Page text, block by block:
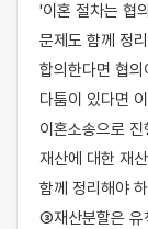
'이혼 절차는 협
문제도 함께 정
합의한다면 협
다툼이 있다면
이혼소송으로
재산에 대한 재
함께 정리해야
③재산분할은 유